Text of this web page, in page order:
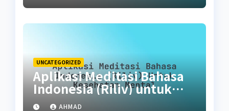
UNCATEGORIZED
Aplikasi Meditasi Bahasa
Indonesia (Riliv) untuk
Kesehatan Mental
AHMAD